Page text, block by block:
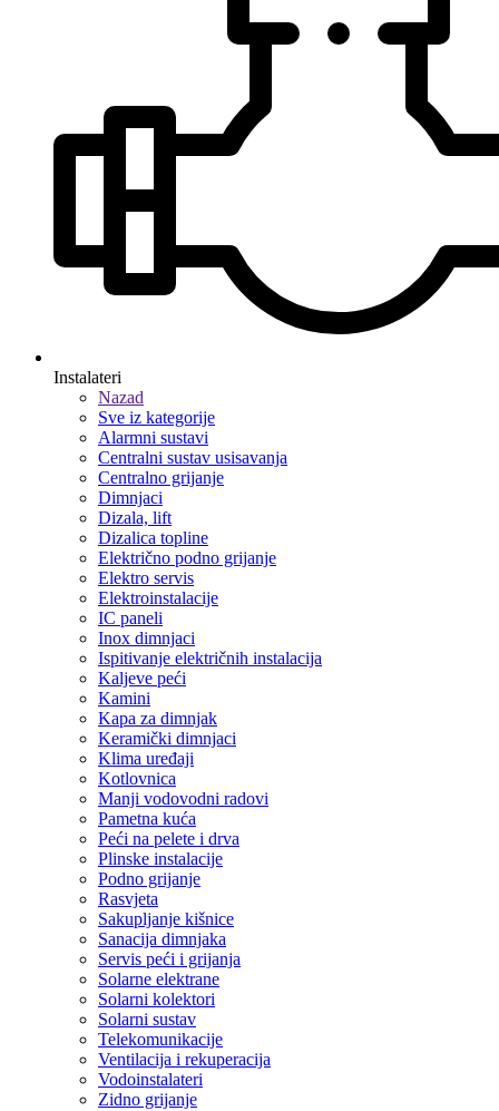
Instalateri
Nazad
Sve iz kategorije
Alarmni sustavi
Centralni sustav usisavanja
Centralno grijanje
Dimnjaci
Dizala, lift
Dizalica topline
Električno podno grijanje
Elektro servis
Elektroinstalacije
IC paneli
Inox dimnjaci
Ispitivanje električnih instalacija
Kaljeve peći
Kamini
Kapa za dimnjak
Keramički dimnjaci
Klima uređaji
Kotlovnica
Manji vodovodni radovi
Pametna kuća
Peći na pelete i drva
Plinske instalacije
Podno grijanje
Rasvjeta
Sakupljanje kišnice
Sanacija dimnjaka
Servis peći i grijanja
Solarne elektrane
Solarni kolektori
Solarni sustav
Telekomunikacije
Ventilacija i rekuperacija
Vodoinstalateri
Zidno grijanje